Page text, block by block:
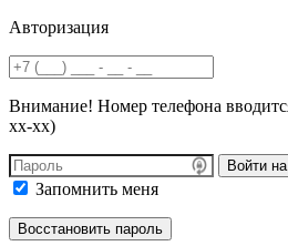
Авторизация
Внимание! Номер телефона
хх-хх)
Войти
Запомнить меня